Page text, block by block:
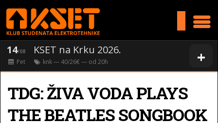
+
14/08 KSET na Krku 2026.
Pet knk— 40/26€ — od 20h
TDG: ŽIVA VODA PLAYS
THE BEATLES SONGBOOK